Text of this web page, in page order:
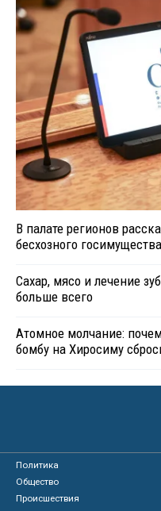
В палате регионов
бесхозного госимущества
Сахар, мясо и лечение
больше всего
Атомное молчание:
бомбу на Хиросиму
Политика
Общество
Происшествия